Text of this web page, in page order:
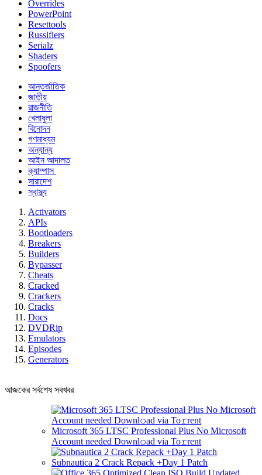
Overrides
PowerPoint
Resettools
Russifiers
Serialz
Shaders
Spoofers
আন্তর্জাতিক
জাতীয়
রাজনীতি
খেলাধুলা
বিনোদন
গণমাধ্যম
অন্যান্য
আইন আদালত
ক্যাম্পাস
সারাদেশ
স্বাস্থ্য
Activators
APIs
Bootloaders
Breakers
Builders
Bypasser
Cheats
Cracked
Crackers
Cracks
Docs
DVDRip
Emulators
Episodes
Generators
আজকের সর্বশেষ সবখবর
Microsoft 365 LTSC Professional Plus No Microsoft
Account needed Downl𝚘ad via To𝚛rent
Subnautica 2 Crack Repack +Day 1 Patch